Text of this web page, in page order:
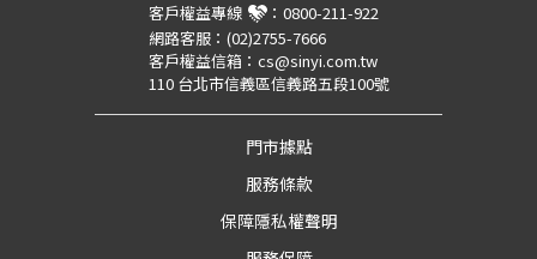
客戶權益專線 ： 0800-211-922
網路客服： (02)2755-7666
客戶權益信箱： cs@sinyi.com.tw
110 台北市信義區信義路五段100號
門市據點
服務條款
保障隱私權聲明